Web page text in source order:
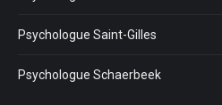
Psychologue Saint-Gilles
Psychologue Schaerbeek